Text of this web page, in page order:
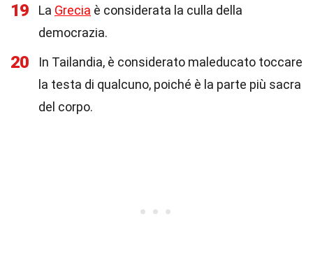
19 La Grecia è considerata la culla della
democrazia.
20
In Tailandia, è considerato maleducato toccare
la testa di qualcuno, poiché è la parte più sacra
del corpo.